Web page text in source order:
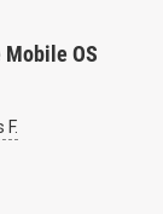
OS
F.